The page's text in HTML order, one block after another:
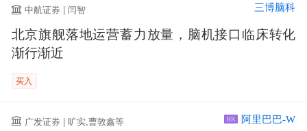
中航证券 | 闫智 三博脑科
北京旗舰落地运营蓄力放量，脑机接口临床转化
渐行渐近
买入
广发证券 | 旷实,曹敦鑫等 HK 阿里巴巴-W